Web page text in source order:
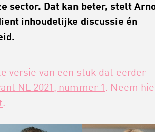
sector. Dat kan beter, stelt
inhoudelijke discussie én
versie van een stuk dat eerder
NL 2021, nummer 1 . Neem
.